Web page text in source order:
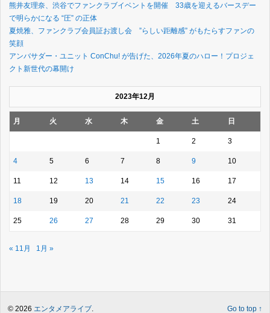
熊井友理奈、渋谷でファンクラブイベントを開催 33歳を迎えるバースデー
で明らかになる “圧” の正体
夏焼雅、ファンクラブ会員証お渡し会 ”らしい距離感” がもたらすファンの
笑顔
アンバサダー・ユニット ConChu! が告げた、2026年夏のハロー！プロジェ
クト新世代の幕開け
2023年12月
月 火 水 木 金 土 日
1 2 3
4 5 6 7 8 9 10
11 12 13 14 15 16 17
18 19 20 21 22 23 24
25 26 27 28 29 30 31
« 11月 1月 »
Go to top ↑
© 2026 エンタメアライブ.